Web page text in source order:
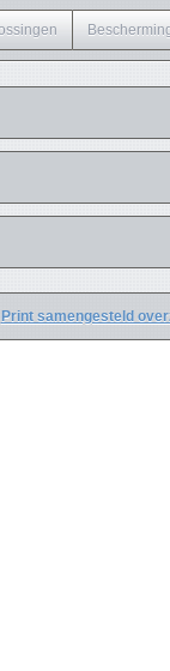
Print samengesteld